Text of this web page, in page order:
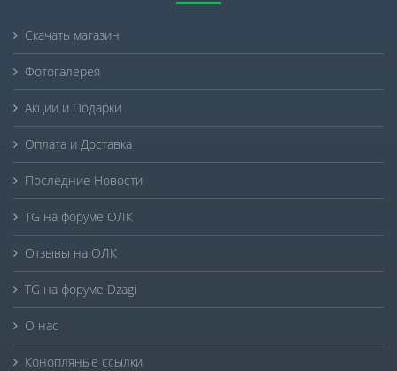
Скачать магазин
Фотогалерея
Акции и Подарки
Оплата и Доставка
Последние Новости
TG на форуме ОЛК
Отзывы на ОЛК
TG на форуме Dzagi
О нас
Конопляные ссылки